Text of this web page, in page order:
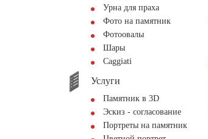
Урна для праха
Фото на памятник
Фотоовалы
Шары
Сaggiati
Услуги
Памятник в 3D
Эскиз - согласование
Портреты на памятник